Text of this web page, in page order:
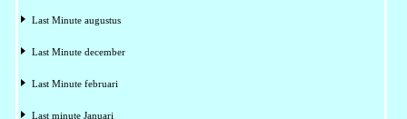
Last Minute augustus
Last Minute december
Last Minute februari
Last minute Januari